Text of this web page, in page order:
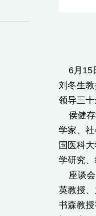
6月15
刘冬生
领导三十
侯健存
学家、
国医科
学研究
座谈会
英教授
书森教